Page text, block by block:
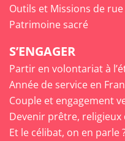
Outils et Missions de rue
Patrimoine sacré
S’ENGAGER
Partir en volontariat à
Année de service en
Couple et engagement
Devenir prêtre, religieux
Et le célibat, on en parle